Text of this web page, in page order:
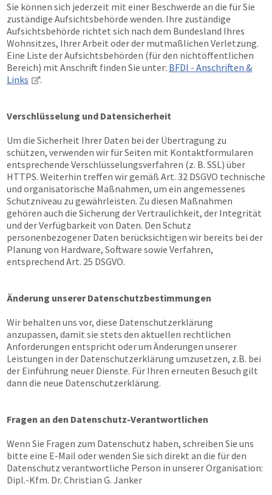
Sie können sich jederzeit mit einer Beschwerde an die für Sie
zuständige Aufsichtsbehörde wenden. Ihre zuständige
Aufsichtsbehörde richtet sich nach dem Bundesland Ihres
Wohnsitzes, Ihrer Arbeit oder der mutmaßlichen Verletzung.
Eine Liste der Aufsichtsbehörden (für den nichtöffentlichen
Bereich) mit Anschrift finden Sie unter: BFDI - Anschriften &
Links
.
Verschlüsselung und Datensicherheit
Um die Sicherheit Ihrer Daten bei der Übertragung zu
schützen, verwenden wir für Seiten mit Kontaktformularen
entsprechende Verschlüsselungsverfahren (z. B. SSL) über
HTTPS. Weiterhin treffen wir gemäß Art. 32 DSGVO technische
und organisatorische Maßnahmen, um ein angemessenes
Schutzniveau zu gewährleisten. Zu diesen Maßnahmen
gehören auch die Sicherung der Vertraulichkeit, der Integrität
und der Verfügbarkeit von Daten. Den Schutz
personenbezogener Daten berücksichtigen wir bereits bei der
Planung von Hardware, Software sowie Verfahren,
entsprechend Art. 25 DSGVO.
Änderung unserer Datenschutzbestimmungen
Wir behalten uns vor, diese Datenschutzerklärung
anzupassen, damit sie stets den aktuellen rechtlichen
Anforderungen entspricht oder um Änderungen unserer
Leistungen in der Datenschutzerklärung umzusetzen, z.B. bei
der Einführung neuer Dienste. Für Ihren erneuten Besuch gilt
dann die neue Datenschutzerklärung.
Fragen an den Datenschutz-Verantwortlichen
Wenn Sie Fragen zum Datenschutz haben, schreiben Sie uns
bitte eine E-Mail oder wenden Sie sich direkt an die für den
Datenschutz verantwortliche Person in unserer Organisation:
Dipl.-Kfm. Dr. Christian G. Janker